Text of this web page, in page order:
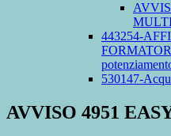
443254-
530147-
AVVISO 4951